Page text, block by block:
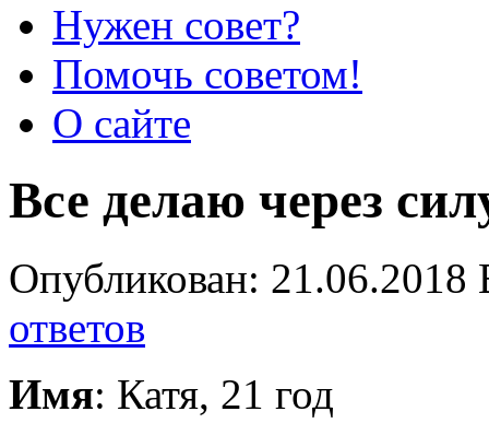
Нужен совет?
Помочь советом!
О сайте
Все делаю через
Опубликован:
ответов
Имя: Катя, 21 год